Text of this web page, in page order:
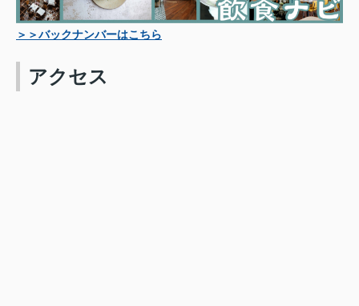
＞＞バックナンバーはこちら
アクセス